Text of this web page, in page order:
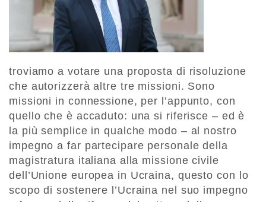
troviamo a votare una proposta di risoluzione
che autorizzerà altre tre missioni. Sono
missioni in connessione, per l’appunto, con
quello che è accaduto: una si riferisce – ed è
la più semplice in qualche modo – al nostro
impegno a far partecipare personale della
magistratura italiana alla missione civile
dell’Unione europea in Ucraina, questo con lo
scopo di sostenere l’Ucraina nel suo impegno